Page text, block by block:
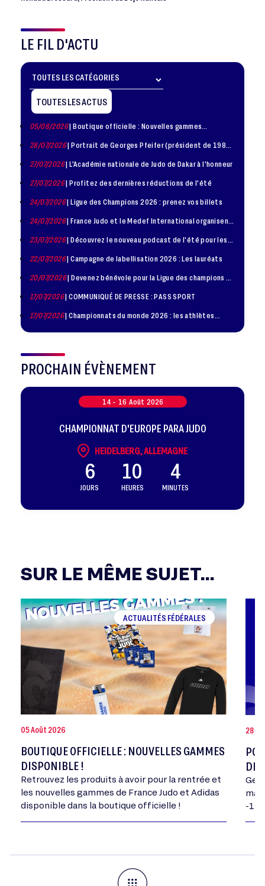
LE FIL D'ACTU
TOUTES LES ACTUS
05/08/2026| Boutique officielle : Nouvelles gammes
28/07/2026| Portrait de Georges Pfeifer (président de 1981
27/07/2026| L'Académie nationale de Judo de Dakar à l'honneur
27/07/2026| Profitez des dernières réductions de l'été
24/07/2026| Ligue des Champions 2026 : prenez vos billets
24/07/2026| France Judo et le Medef International organisent
23/07/2026| Découvrez le nouveau podcast de l'été pour les
22/07/2026| Campagne de labellisation 2026 : Les lauréats
20/07/2026| Devenez bénévole pour la Ligue des champions de
17/07/2026| COMMUNIQUÉ DE PRESSE : PASS SPORT
17/07/2026| Championnats du monde 2026 : les athlètes
PROCHAIN ÉVÈNEMENT
14 - 16 Août 2026
CHAMPIONNAT D'EUROPE PARA JUDO
HEIDELBERG, ALLEMAGNE
6
JOURS
10
HEURES
4
MINUTES
SUR LE MÊME SUJET...
ACTUALITÉS FÉDÉRALES
05 Août 2026
BOUTIQUE OFFICIELLE : NOUVELLES GAMMES
DISPONIBLE !
Retrouvez les produits à avoir pour la rentrée et
les nouvelles gammes de France Judo et Adidas
disponible dans la boutique officielle !
28
DE
-